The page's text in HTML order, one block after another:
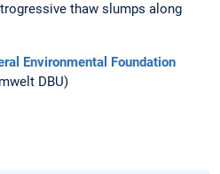
thaw slumps along
Environmental Foundation
DBU)